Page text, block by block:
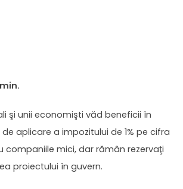
şi unii economişti văd beneficii în
aplicare a impozitului de 1% pe cifra
companiile mici, dar rămân rezervaţi
proiectului în guvern.